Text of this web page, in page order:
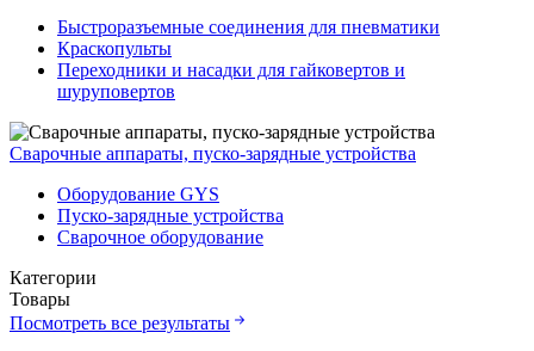
Быстроразъемные соединения для пневматики
Краскопульты
Переходники и насадки для гайковертов и
шуруповертов
Сварочные аппараты, пуско-зарядные устройства
Оборудование GYS
Пуско-зарядные устройства
Сварочное оборудование
Категории
Товары
Посмотреть все результаты